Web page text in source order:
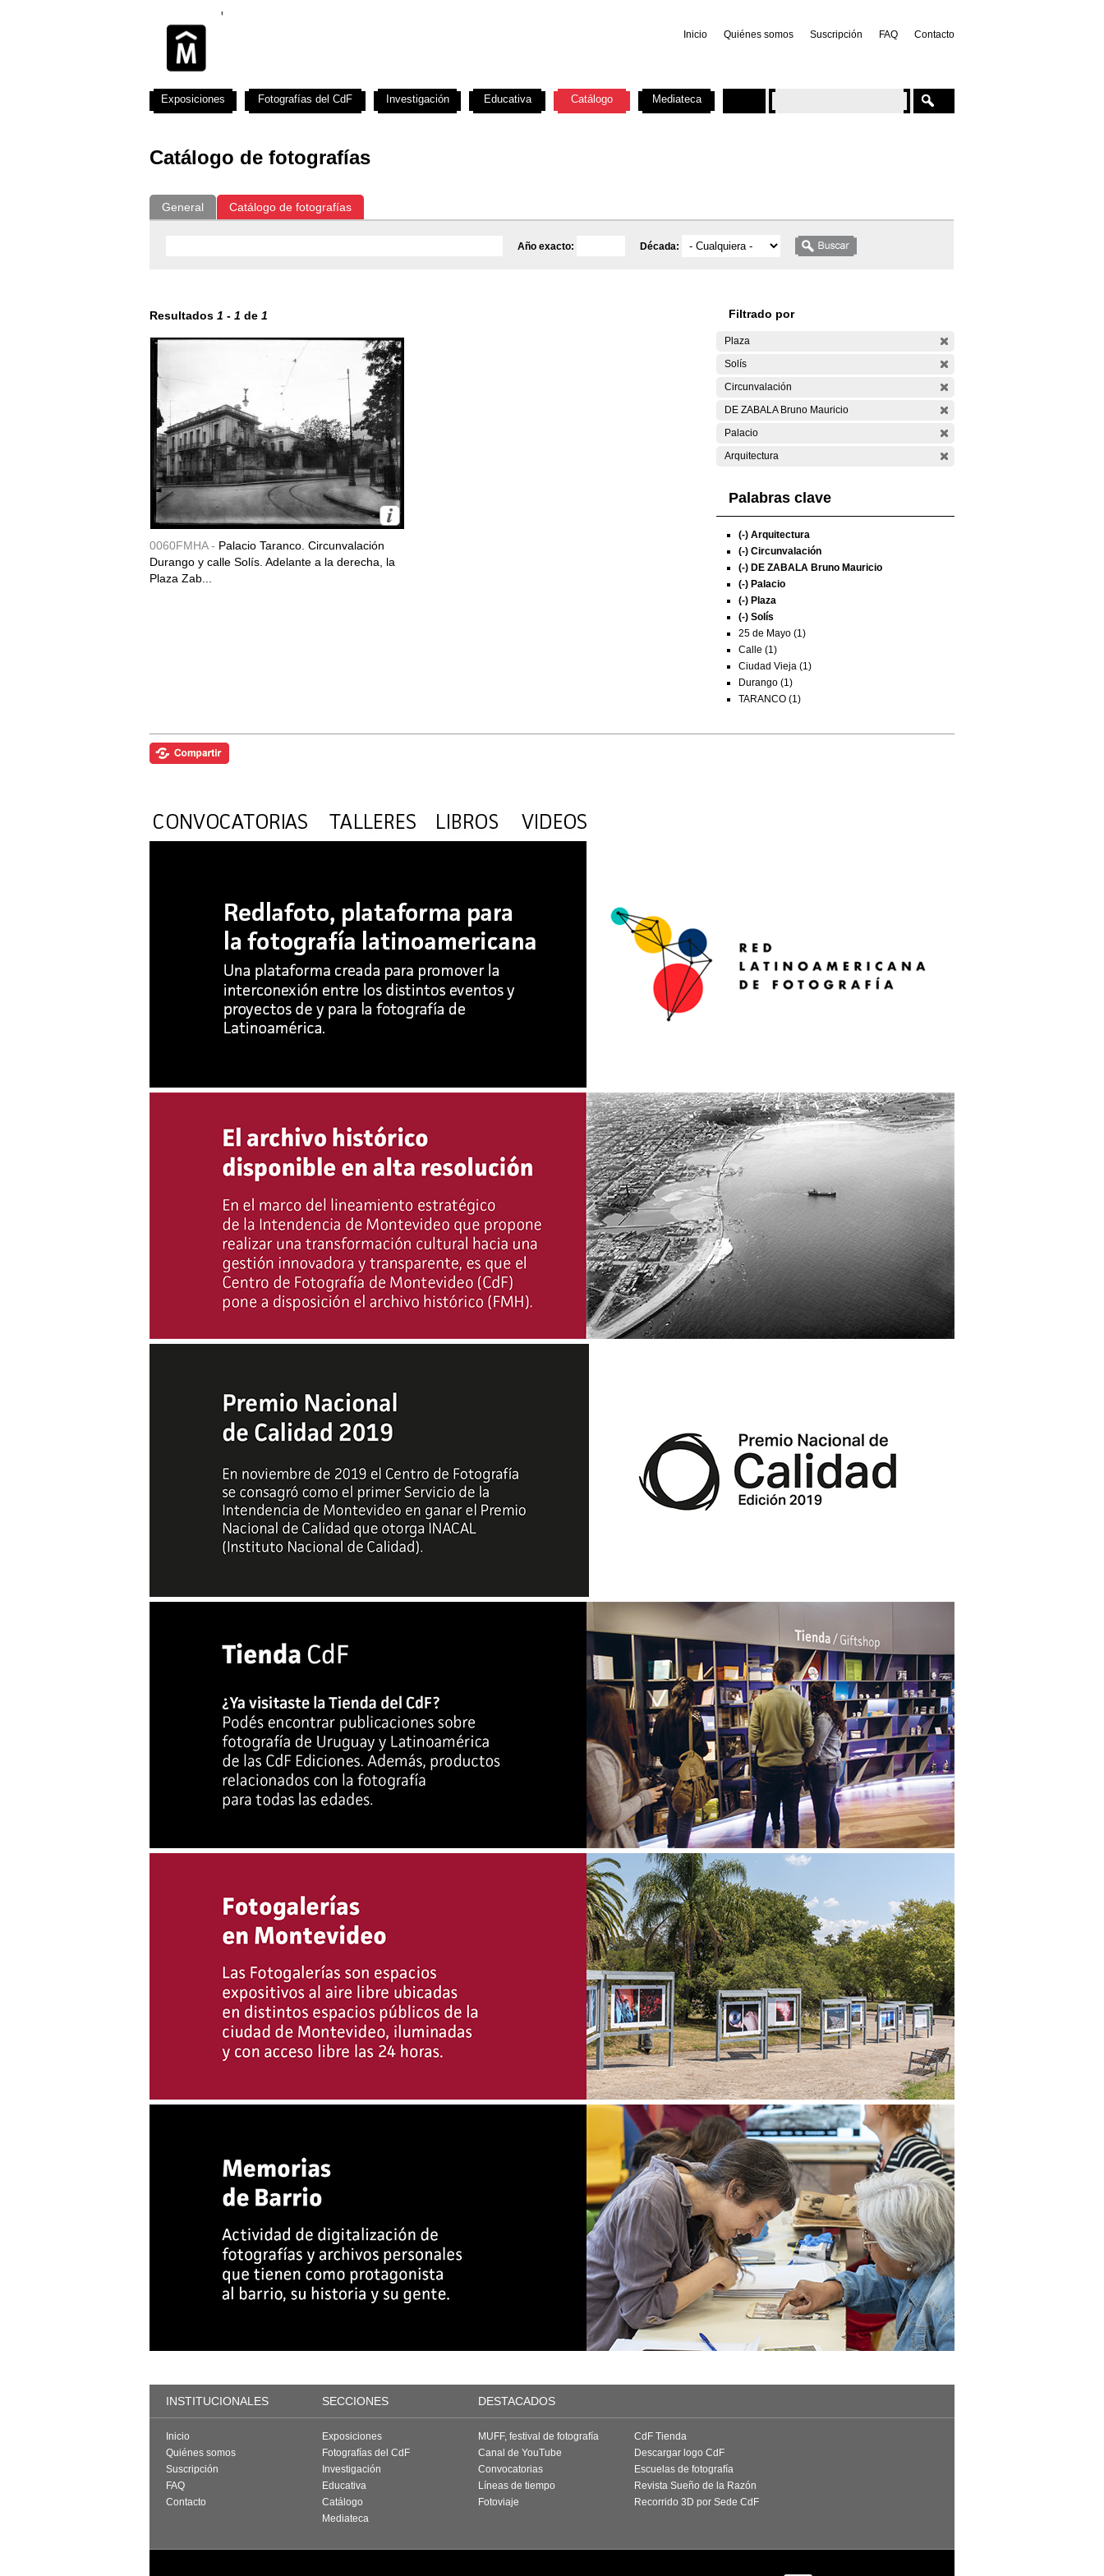
Inicio Quiénes somos Suscripción FAQ Contacto
Catálogo de fotografías
General Catálogo de fotografías
Año exacto: Década:
Resultados 1 - 1 de 1
0060FMHA - Palacio Taranco. Circunvalación
Durango y calle Solís. Adelante a la derecha, la
Plaza Zab...
Filtrado por
Plaza
Solís
Circunvalación
DE ZABALA Bruno Mauricio
Palacio
Arquitectura
Palabras clave
(-) Arquitectura
(-) Circunvalación
(-) DE ZABALA Bruno Mauricio
(-) Palacio
(-) Plaza
(-) Solís
25 de Mayo (1)
Calle (1)
Ciudad Vieja (1)
Durango (1)
TARANCO (1)
Exposiciones Fotografías del CdF Investigación Educativa Catálogo Mediateca
INSTITUCIONALES SECCIONES DESTACADOS
Inicio
Quiénes somos
Suscripción
FAQ
Contacto
Exposiciones
Fotografías del CdF
Investigación
Educativa
Catálogo
Mediateca
MUFF, festival de fotografía
Canal de YouTube
Convocatorias
Líneas de tiempo
Fotoviaje
CdF Tienda
Descargar logo CdF
Escuelas de fotografía
Revista Sueño de la Razón
Recorrido 3D por Sede CdF